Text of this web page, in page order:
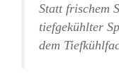
Statt frischem
tiefgekühlter
dem